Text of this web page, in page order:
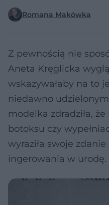
Romana Makówka
Z pewnością nie
Aneta Kręglicka
wskazywałaby na to
niedawno
modelka zdradziła,
botoksu czy
wyraziła swoje
ingerowania w urodę.